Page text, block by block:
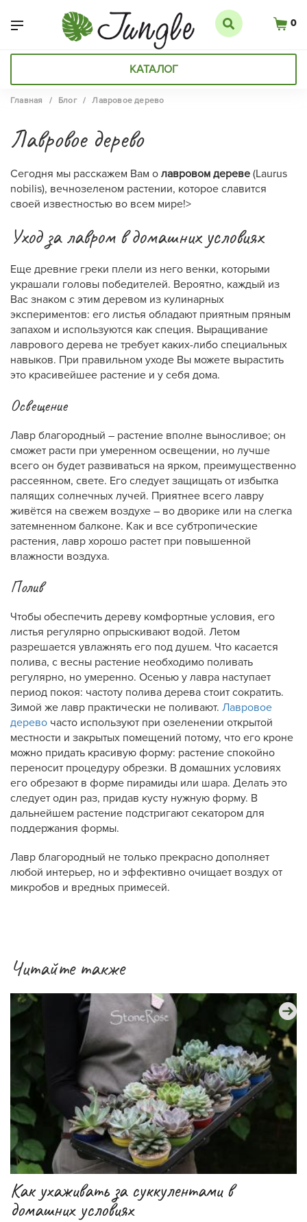
0
КАТАЛОГ
Главная / Блог / Лавровое дерево
Лавровое дерево
Cегодня мы расскажем Вам о лавровом дереве (Laurus
nobilis), вечнозеленом растении, которое славится
своей известностью во всем мире!>
Уход за лавром в домашних условиях
Еще древние греки плели из него венки, которыми
украшали головы победителей. Вероятно, каждый из
Вас знаком с этим деревом из кулинарных
экспериментов: его листья обладают приятным пряным
запахом и используются как специя. Выращивание
лаврового дерева не требует каких-либо специальных
навыков. При правильном уходе Вы можете вырастить
это красивейшее растение и у себя дома.
Освещение
Лавр благородный – растение вполне выносливое; он
сможет расти при умеренном освещении, но лучше
всего он будет развиваться на ярком, преимущественно
рассеянном, свете. Его следует защищать от избытка
палящих солнечных лучей. Приятнее всего лавру
живётся на свежем воздухе – во дворике или на слегка
затемненном балконе. Как и все субтропические
растения, лавр хорошо растет при повышенной
влажности воздуха.
Полив
Чтобы обеспечить дереву комфортные условия, его
листья регулярно опрыскивают водой. Летом
разрешается увлажнять его под душем. Что касается
полива, с весны растение необходимо поливать
регулярно, но умеренно. Осенью у лавра наступает
период покоя: частоту полива дерева стоит сократить.
Зимой же лавр практически не поливают. Лавровое
дерево часто используют при озеленении открытой
местности и закрытых помещений потому, что его кроне
можно придать красивую форму: растение спокойно
переносит процедуру обрезки. В домашних условиях
его обрезают в форме пирамиды или шара. Делать это
следует один раз, придав кусту нужную форму. В
дальнейшем растение подстригают секатором для
поддержания формы.
Лавр благородный не только прекрасно дополняет
любой интерьер, но и эффективно очищает воздух от
микробов и вредных примесей.
Читайте также
Как ухаживать за суккулентами в
домашних условиях